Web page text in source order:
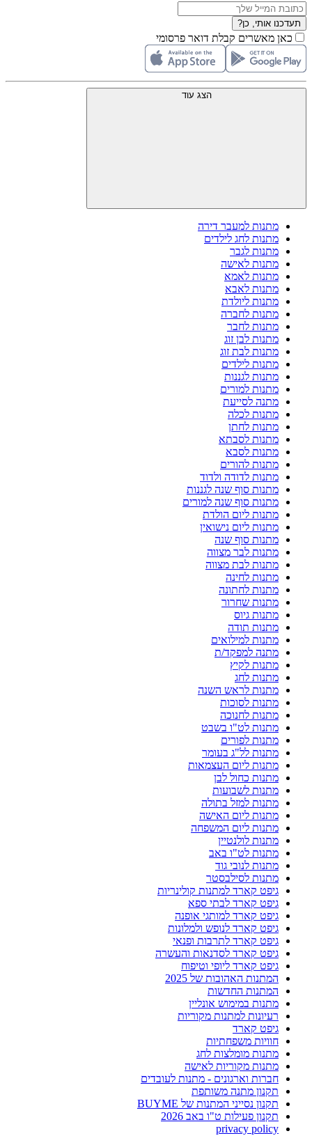
תעדכנו אותי, כן?
כאן מאשרים קבלת דואר פרסומי
הצג עוד
מתנות למעבר דירה
מתנות לחג לילדים
מתנות לגבר
מתנות לאישה
מתנות לאמא
מתנות לאבא
מתנות ליולדת
מתנות לחברה
מתנות לחבר
מתנות לבן זוג
מתנות לבת זוג
מתנות לילדים
מתנות לגננות
מתנות למורים
מתנה לסייעת
מתנות לכלה
מתנות לחתן
מתנות לסבתא
מתנות לסבא
מתנות להורים
מתנות לדודה ולדוד
מתנות סוף שנה לגננות
מתנות סוף שנה למורים
מתנות ליום הולדת
מתנות ליום נישואין
מתנות סוף שנה
מתנות לבר מצווה
מתנות לבת מצווה
מתנות לחינה
מתנות לחתונה
מתנות שחרור
מתנות גיוס
מתנות תודה
מתנות למילואים
מתנה למפקד/ת
מתנות לקיץ
מתנות לחג
מתנות לראש השנה
מתנות לסוכות
מתנות לחנוכה
מתנות לט"ו בשבט
מתנות לפורים
מתנות לל"ג בעומר
מתנות ליום העצמאות
מתנות כחול לבן
מתנות לשבועות
מתנות למזל בתולה
מתנות ליום האישה
מתנות ליום המשפחה
מתנות לולנטיין
מתנות לט"ו באב
מתנות לנובי גוד
מתנות לסילבסטר
גיפט קארד למתנות קולינריות
גיפט קארד לבתי ספא
גיפט קארד למותגי אופנה
גיפט קארד לנופש ולמלונות
גיפט קארד לתרבות ופנאי
גיפט קארד לסדנאות והעשרה
גיפט קארד ליופי וטיפוח
המתנות האהובות של 2025
המתנות החדשות
מתנות במימוש אונליין
רעיונות למתנות מקוריות
גיפט קארד
חוויות משפחתיות
מתנות מומלצות לחג
מתנות מקוריות לאישה
חברות וארגונים - מתנות לעובדים
תקנון מתנה משותפת
תקנון נסייני המתנות של BUYME
תקנון פעילות ט"ו באב 2026
privacy policy